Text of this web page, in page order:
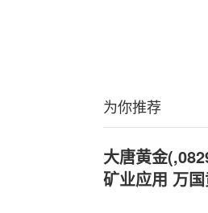
为你推荐
大唐黄金
矿业应用 万